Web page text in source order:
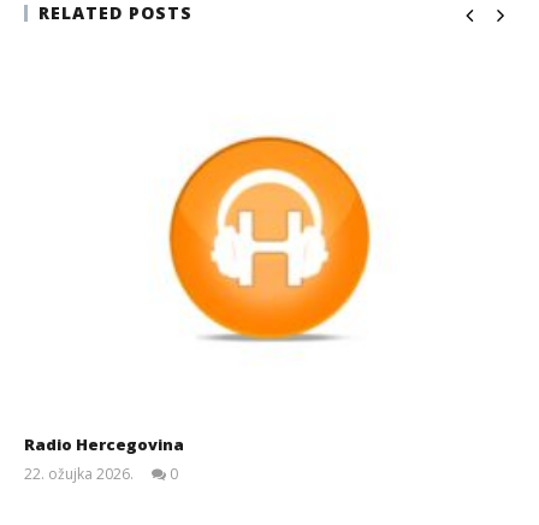
RELATED POSTS
Radio Hercegovina
22. ožujka 2026.
0